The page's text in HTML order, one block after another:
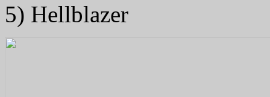
5) Hellblazer